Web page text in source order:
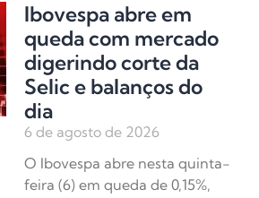
Ibovespa abre em
queda com mercado
digerindo corte da
Selic e balanços do
dia
6 de agosto de 2026
O Ibovespa abre nesta quinta-
feira (6) em queda de 0,15%,